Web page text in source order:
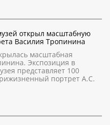
открыл масштабную
Василия Тропинина
масштабная
Экспозиция в
представляет 100
портрет А.С.